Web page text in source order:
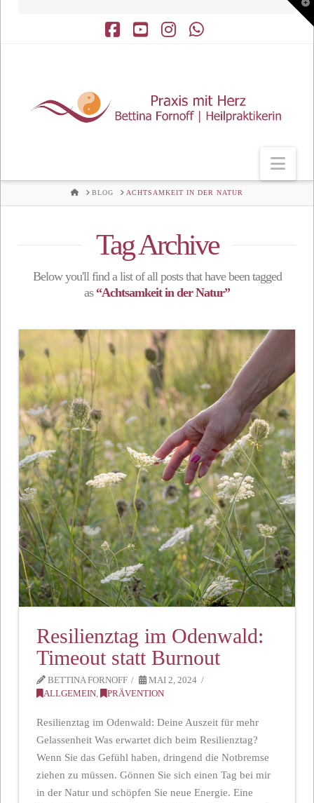
HOMEBLOG ACHTSAMKEIT IN DER NATUR
Tag Archive
Below you'll find a list of all posts that have been tagged
as “Achtsamkeit in der Natur”
Resilienztag im Odenwald:
Timeout statt Burnout
BETTINA FORNOFF
MAI 2, 2024
ALLGEMEIN, PRÄVENTION
Resilienztag im Odenwald: Deine Auszeit für mehr
Gelassenheit Was erwartet dich beim Resilienztag?
Wenn Sie das Gefühl haben, dringend die Notbremse
ziehen zu müssen. Gönnen Sie sich einen Tag bei mir
in der Natur und schöpfen Sie neue Energie. Eine